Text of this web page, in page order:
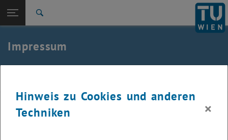
TU Login
Quicklinks
Quicklinks-Menü umschalten
Studium
Karriere
TUW Community
Impressum
Herausgeber & Redaktion
Hinweis zu Cookies und anderen
Techniken
×